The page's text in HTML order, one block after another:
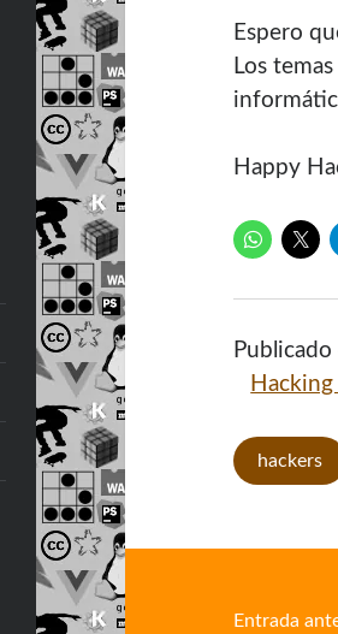
Espero
Los
Happy
Publicado
hackers
Entrada